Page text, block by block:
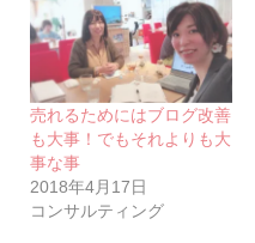
売れるためにはブログ改善
も大事！でもそれよりも大
事な事
2018年4月17日
コンサルティング